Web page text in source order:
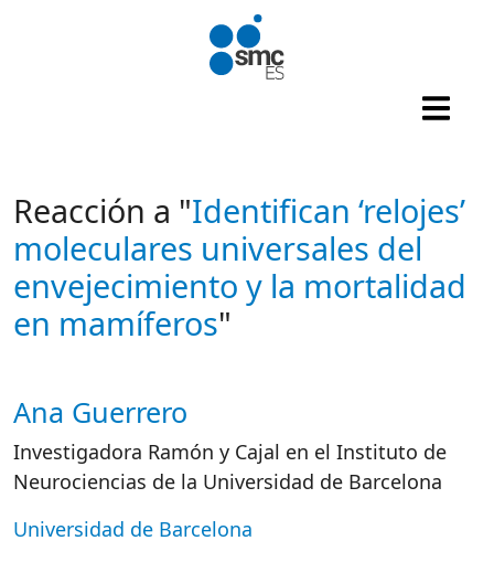
Pasar al contenido principal
Reacción a "Identifican ‘relojes’
moleculares universales del
envejecimiento y la mortalidad
en mamíferos"
Autor/es reacciones
Ana Guerrero
Investigadora Ramón y Cajal en el Instituto de
Neurociencias de la Universidad de Barcelona
Universidad de Barcelona